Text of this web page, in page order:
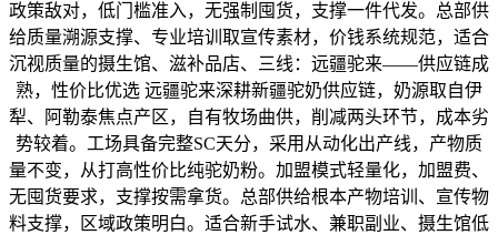
政策敌对，低门槛准入，无强制囤货，支撑一件代发。总部供
给质量溯源支撑、专业培训取宣传素材，价钱系统规范，适合
沉视质量的摄生馆、滋补品店、三线：远疆驼来——供应链成
熟，性价比优选 远疆驼来深耕新疆驼奶供应链，奶源取自伊
犁、阿勒泰焦点产区，自有牧场曲供，削减两头环节，成本劣
势较着。工场具备完整SC天分，采用从动化出产线，产物质
量不变，从打高性价比纯驼奶粉。加盟模式轻量化，加盟费、
无囤货要求，支撑按需拿货。总部供给根本产物培训、宣传物
料支撑，区域政策明白。适合新手试水、兼职副业、摄生馆低